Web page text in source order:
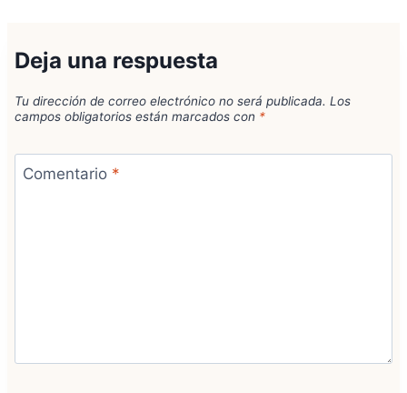
Deja una respuesta
Tu dirección de correo electrónico no será publicada. Los
campos obligatorios están marcados con *
Comentario *